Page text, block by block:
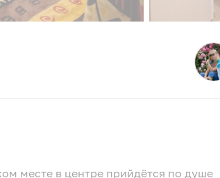
месте в центре прийдётся по душе